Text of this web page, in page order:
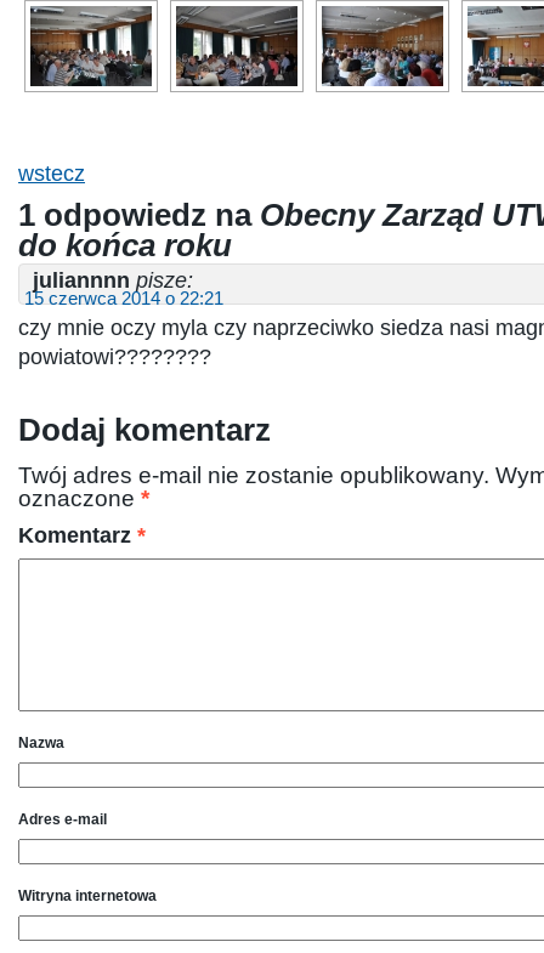
wstecz
1 odpowiedz na Obecny Zarząd
do końca roku
juliannnn pisze:
15 czerwca 2014 o 22:21
czy mnie oczy myla czy naprzeciwko siedza nasi
powiatowi????????
Dodaj komentarz
Twój adres e-mail nie zostanie opublikowany.
oznaczone *
Komentarz *
Nazwa
Adres e-mail
Witryna internetowa